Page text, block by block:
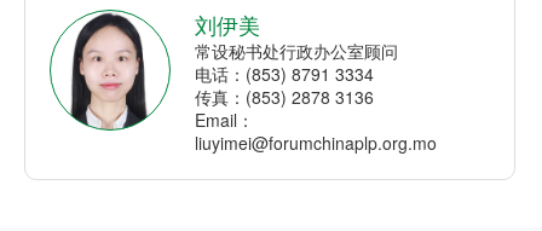
刘伊美
常设秘书处行政办公室顾问
电话：(853) 8791 3334
传真：(853) 2878 3136
Email：
liuyimei@forumchinaplp.org.mo